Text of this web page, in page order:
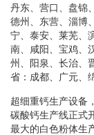
丹东、营口、盘锦
德州、东营、淄博
宁、泰安、莱芜、
南、咸阳、宝鸡、
州、阳泉、长治、
省：成都、广元、
超细重钙生产设备
碳酸钙生产线正式
最大的白色粉体生